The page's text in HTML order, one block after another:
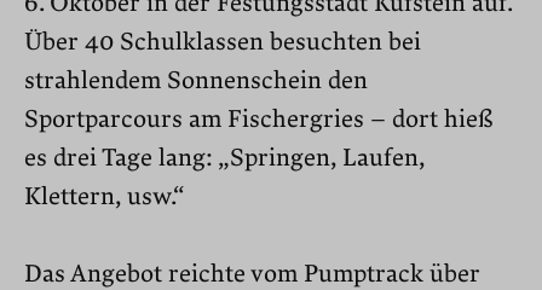
Über 40 Schulklassen besuchten bei
strahlendem Sonnenschein den
Sportparcours am Fischergries – dort hieß
es drei Tage lang: „Springen, Laufen,
Klettern, usw.“
Das Angebot reichte vom Pumptrack über